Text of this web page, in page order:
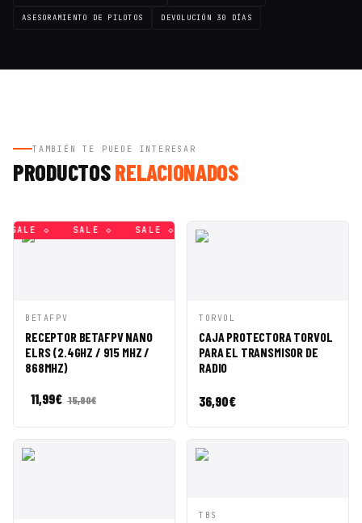
ASESORAMIENTO DE PILOTOS DEVOLUCIÓN 30 DÍAS
TAMBIÉN TE PUEDE INTERESAR
PRODUCTOSRELACIONADOS
SALE ◇ SALE ◇ SALE ◇ SALE ◇
VISTA
RÁPIDA
CESTA
BETAFPV
RECEPTOR BETAFPV NANO
ELRS (2.4GHZ / 915 MHZ /
868MHZ)
11,99€ 15,90€
VISTA
RÁPIDA
CESTA
TORVOL
CAJA PROTECTORA TORVOL
PARA EL TRANSMISOR DE
RADIO
36,90€
VISTA
TBS